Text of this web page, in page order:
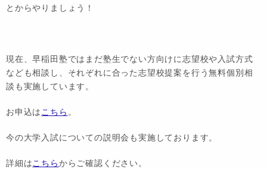
とからやりましょう！
現在、早稲田塾ではまだ塾生でない方向けに志望校や入試方式
なども相談し、それぞれに合った志望校提案を行う無料個別相
談も実施しています。
お申込はこちら 。
今の大学入試についての説明会も実施しております。
詳細はこちらからご確認ください。